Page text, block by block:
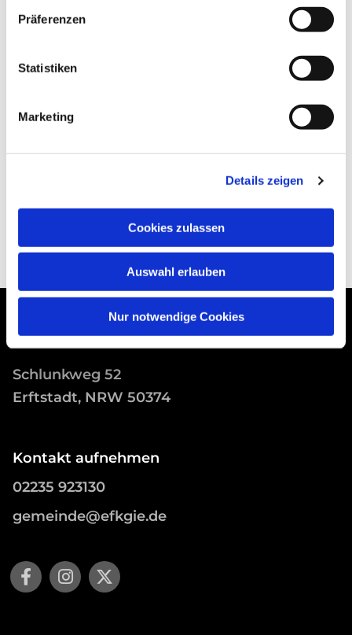
Präferenzen
Statistiken
Marketing
Details zeigen
Cookies zulassen
Auswahl erlauben
Nur notwendige Cookies
Schlunkweg 52
Erftstadt, NRW 50374
Kontakt aufnehmen
02235 923130
gemeinde@efkgie.de